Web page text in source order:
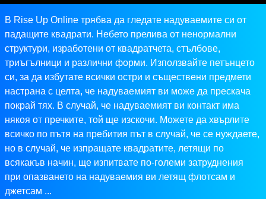
В Rise Up Online трябва да гледате надуваемите си от
падащите квадрати. Небето прелива от ненормални
структури, изработени от квадратчета, стълбове,
триъгълници и различни форми. Използвайте петънцето
си, за да избутате всички остри и съществени предмети
настрана с целта, че надуваемият ви може да прескача
покрай тях. В случай, че надуваемият ви контакт има
някоя от пречките, той ще изскочи. Можете да хвърлите
всичко по пътя на пребития път в случай, че се нуждаете,
но в случай, че изпращате квадратите, летящи по
всякакъв начин, ще изпитвате по-големи затруднения
при опазването на надуваемия ви летящ флотсам и
джетсам ...